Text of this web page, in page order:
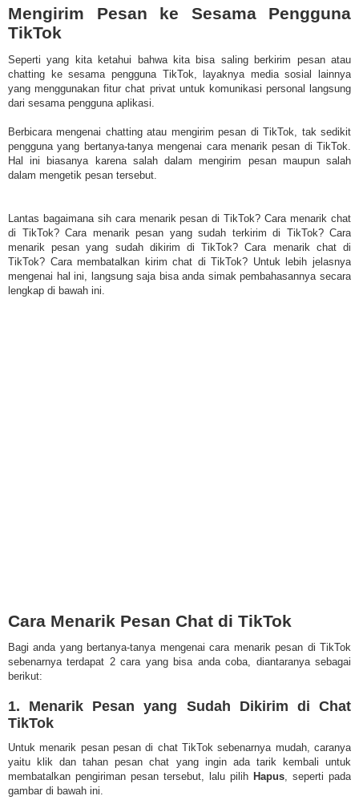
Mengirim Pesan ke Sesama Pengguna
TikTok
Seperti yang kita ketahui bahwa kita bisa saling berkirim pesan atau
chatting ke sesama pengguna TikTok, layaknya media sosial lainnya
yang menggunakan fitur chat privat untuk komunikasi personal langsung
dari sesama pengguna aplikasi.
Berbicara mengenai chatting atau mengirim pesan di TikTok, tak sedikit
pengguna yang bertanya-tanya mengenai cara menarik pesan di TikTok.
Hal ini biasanya karena salah dalam mengirim pesan maupun salah
dalam mengetik pesan tersebut.
Lantas bagaimana sih cara menarik pesan di TikTok? Cara menarik chat
di TikTok? Cara menarik pesan yang sudah terkirim di TikTok? Cara
menarik pesan yang sudah dikirim di TikTok? Cara menarik chat di
TikTok? Cara membatalkan kirim chat di TikTok? Untuk lebih jelasnya
mengenai hal ini, langsung saja bisa anda simak pembahasannya secara
lengkap di bawah ini.
Cara Menarik Pesan Chat di TikTok
Bagi anda yang bertanya-tanya mengenai cara menarik pesan di TikTok
sebenarnya terdapat 2 cara yang bisa anda coba, diantaranya sebagai
berikut:
1. Menarik Pesan yang Sudah Dikirim di Chat
TikTok
Untuk menarik pesan pesan di chat TikTok sebenarnya mudah, caranya
yaitu klik dan tahan pesan chat yang ingin ada tarik kembali untuk
membatalkan pengiriman pesan tersebut, lalu pilih Hapus, seperti pada
gambar di bawah ini.